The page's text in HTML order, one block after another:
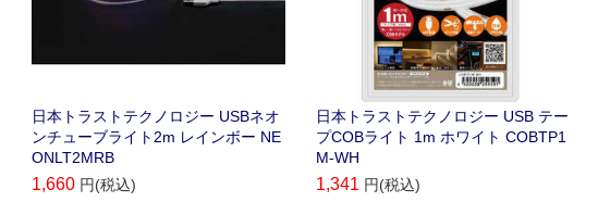
日本トラストテクノロジー USBネオ
ンチューブライト2m レインボー NE
ONLT2MRB
1,660 円(税込)
日本トラストテクノロジー USB テー
プCOBライト 1m ホワイト COBTP1
M-WH
1,341 円(税込)